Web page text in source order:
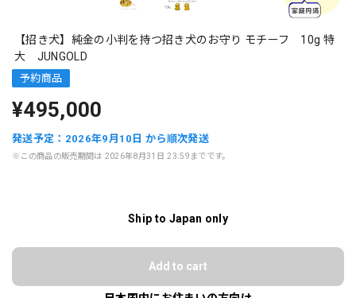
【招き犬】純金の小判を持つ招き犬のお守り モチーフ 10g 特
大 JUNGOLD
予約商品
¥495,000
発送予定：2026年9月10日 から順次発送
※この商品の販売期間は 2026年8月31日 23:59までです。
Ship to Japan only
Add to cart